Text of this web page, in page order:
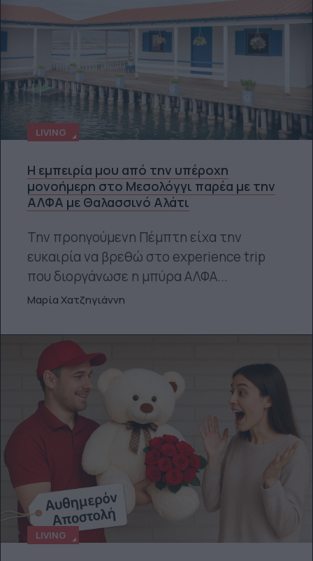
LIVING
Η εμπειρία μου από την υπέροχη
μονοήμερη στο Μεσολόγγι παρέα με την
ΑΛΦΑ με Θαλασσινό Αλάτι
Την προηγούμενη Πέμπτη είχα την
ευκαιρία να βρεθώ στο experience trip
που διοργάνωσε η μπύρα ΑΛΦΑ...
Μαρία Χατζηγιάννη
LIVING